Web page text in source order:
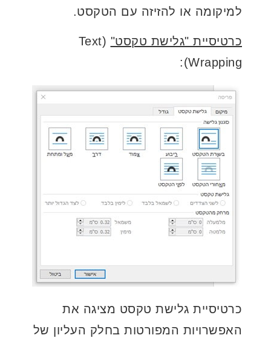
למיקומה או להזיזה עם הטקסט.
כרטיסיית "גלישת טקסט"
(Text
Wrapping):
כרטיסיית גלישת טקסט מציגה את
האפשרויות המפורטות בחלק העליון של